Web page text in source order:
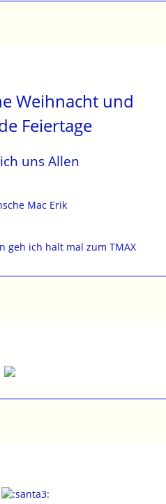
Weihnacht und
Feiertage
uns Allen
Mac Erik
geh ich halt mal zum TMAX